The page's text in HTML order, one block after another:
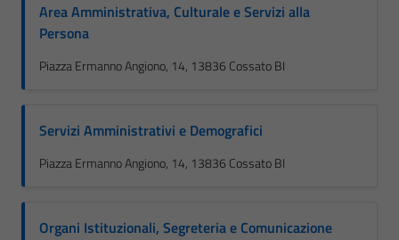
Area Amministrativa, Culturale e Servizi alla
Persona
Piazza Ermanno Angiono, 14, 13836 Cossato BI
Servizi Amministrativi e Demografici
Piazza Ermanno Angiono, 14, 13836 Cossato BI
Organi Istituzionali, Segreteria e Comunicazione